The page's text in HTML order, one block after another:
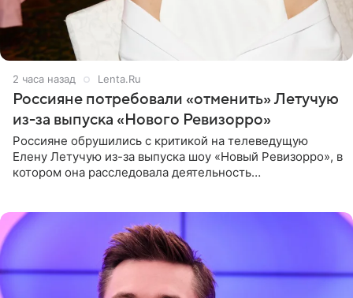
2 часа назад Lenta.Ru
Россияне потребовали «отменить» Летучую
из-за выпуска «Нового Ревизорро»
Россияне обрушились с критикой на телеведущую
Елену Летучую из-за выпуска шоу «Новый Ревизорро», в
котором она расследовала деятельность